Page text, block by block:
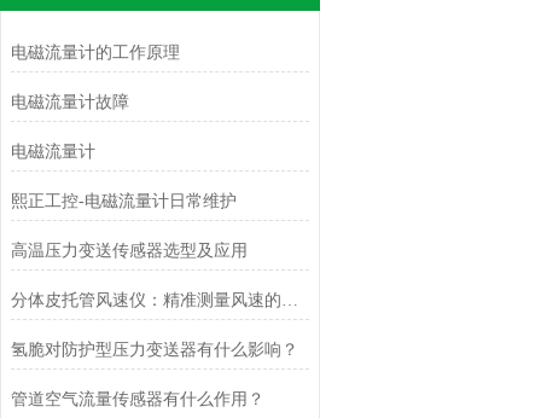
电磁流量计的工作原理
电磁流量计故障
电磁流量计
熙正工控-电磁流量计日常维护
高温压力变送传感器选型及应用
分体皮托管风速仪：精准测量风速的可靠利器
氢脆对防护型压力变送器有什么影响？
管道空气流量传感器有什么作用？